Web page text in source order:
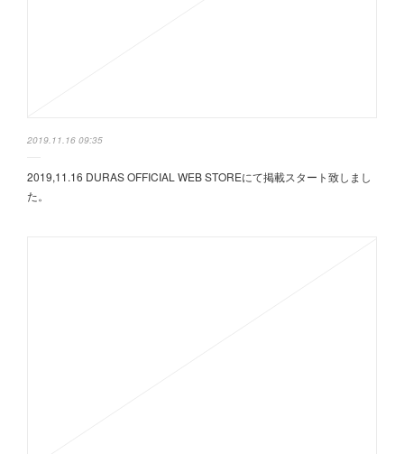
2019.11.16 09:35
2019,11.16 DURAS OFFICIAL WEB STOREにて掲載スタート致しまし
た。